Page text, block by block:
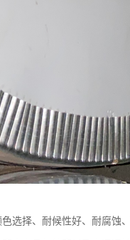
选择、耐候性好、耐腐蚀